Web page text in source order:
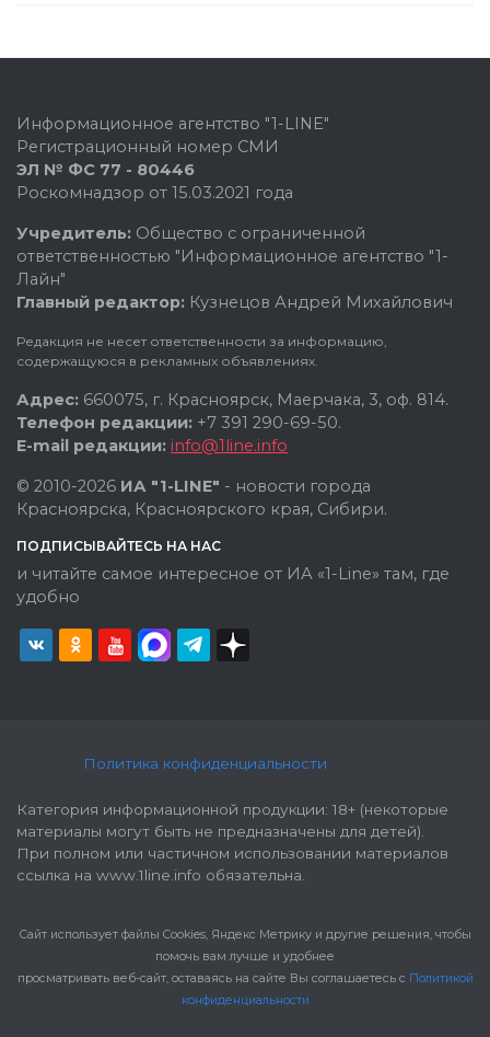
Информационное агентство "1-LINE"
Регистрационный номер СМИ
ЭЛ № ФС 77 - 80446
Роскомнадзор от 15.03.2021 года
Учредитель: Общество с ограниченной
ответственностью "Информационное агентство "1-
Лайн"
Главный редактор: Кузнецов Андрей Михайлович
Редакция не несет ответственности за информацию,
содержащуюся в рекламных объявлениях.
Адрес: 660075, г. Красноярск, Маерчака, 3, оф. 814.
Телефон редакции: +7 391 290-69-50.
E-mail редакции: info@1line.info
© 2010-2026 ИА "1-LINE" - новости города
Красноярска, Красноярского края, Сибири.
ПОДПИСЫВАЙТЕСЬ НА НАС
и читайте самое интересное от ИА «1-Line» там, где
удобно
Политика конфиденциальности
Категория информационной продукции: 18+ (некоторые
материалы могут быть не предназначены для детей).
При полном или частичном использовании материалов
ссылка на www.1line.info обязательна.
Cайт использует файлы Cookies, Яндекс Метрику и другие решения, чтобы
помочь вам лучше и удобнее
просматривать веб-сайт, оставаясь на сайте Вы соглашаетесь с Политикой
конфиденциальности